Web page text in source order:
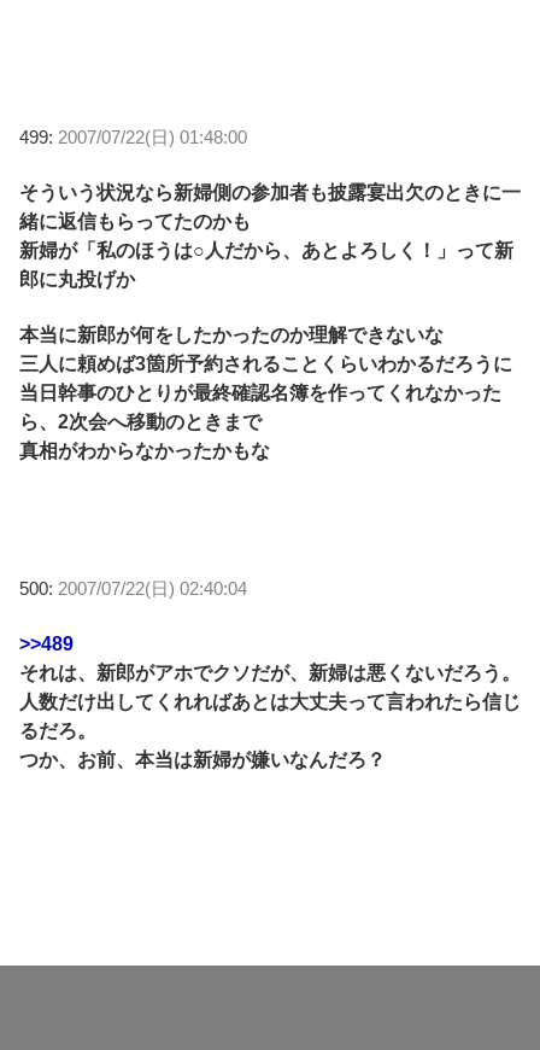
499: 2007/07/22(日) 01:48:00
そういう状況なら新婦側の参加者も披露宴出欠のときに一
緒に返信もらってたのかも
新婦が「私のほうは○人だから、あとよろしく！」って新
郎に丸投げか
本当に新郎が何をしたかったのか理解できないな
三人に頼めば3箇所予約されることくらいわかるだろうに
当日幹事のひとりが最終確認名簿を作ってくれなかった
ら、2次会へ移動のときまで
真相がわからなかったかもな
500: 2007/07/22(日) 02:40:04
>>489
それは、新郎がアホでクソだが、新婦は悪くないだろう。
人数だけ出してくれればあとは大丈夫って言われたら信じ
るだろ。
つか、お前、本当は新婦が嫌いなんだろ？